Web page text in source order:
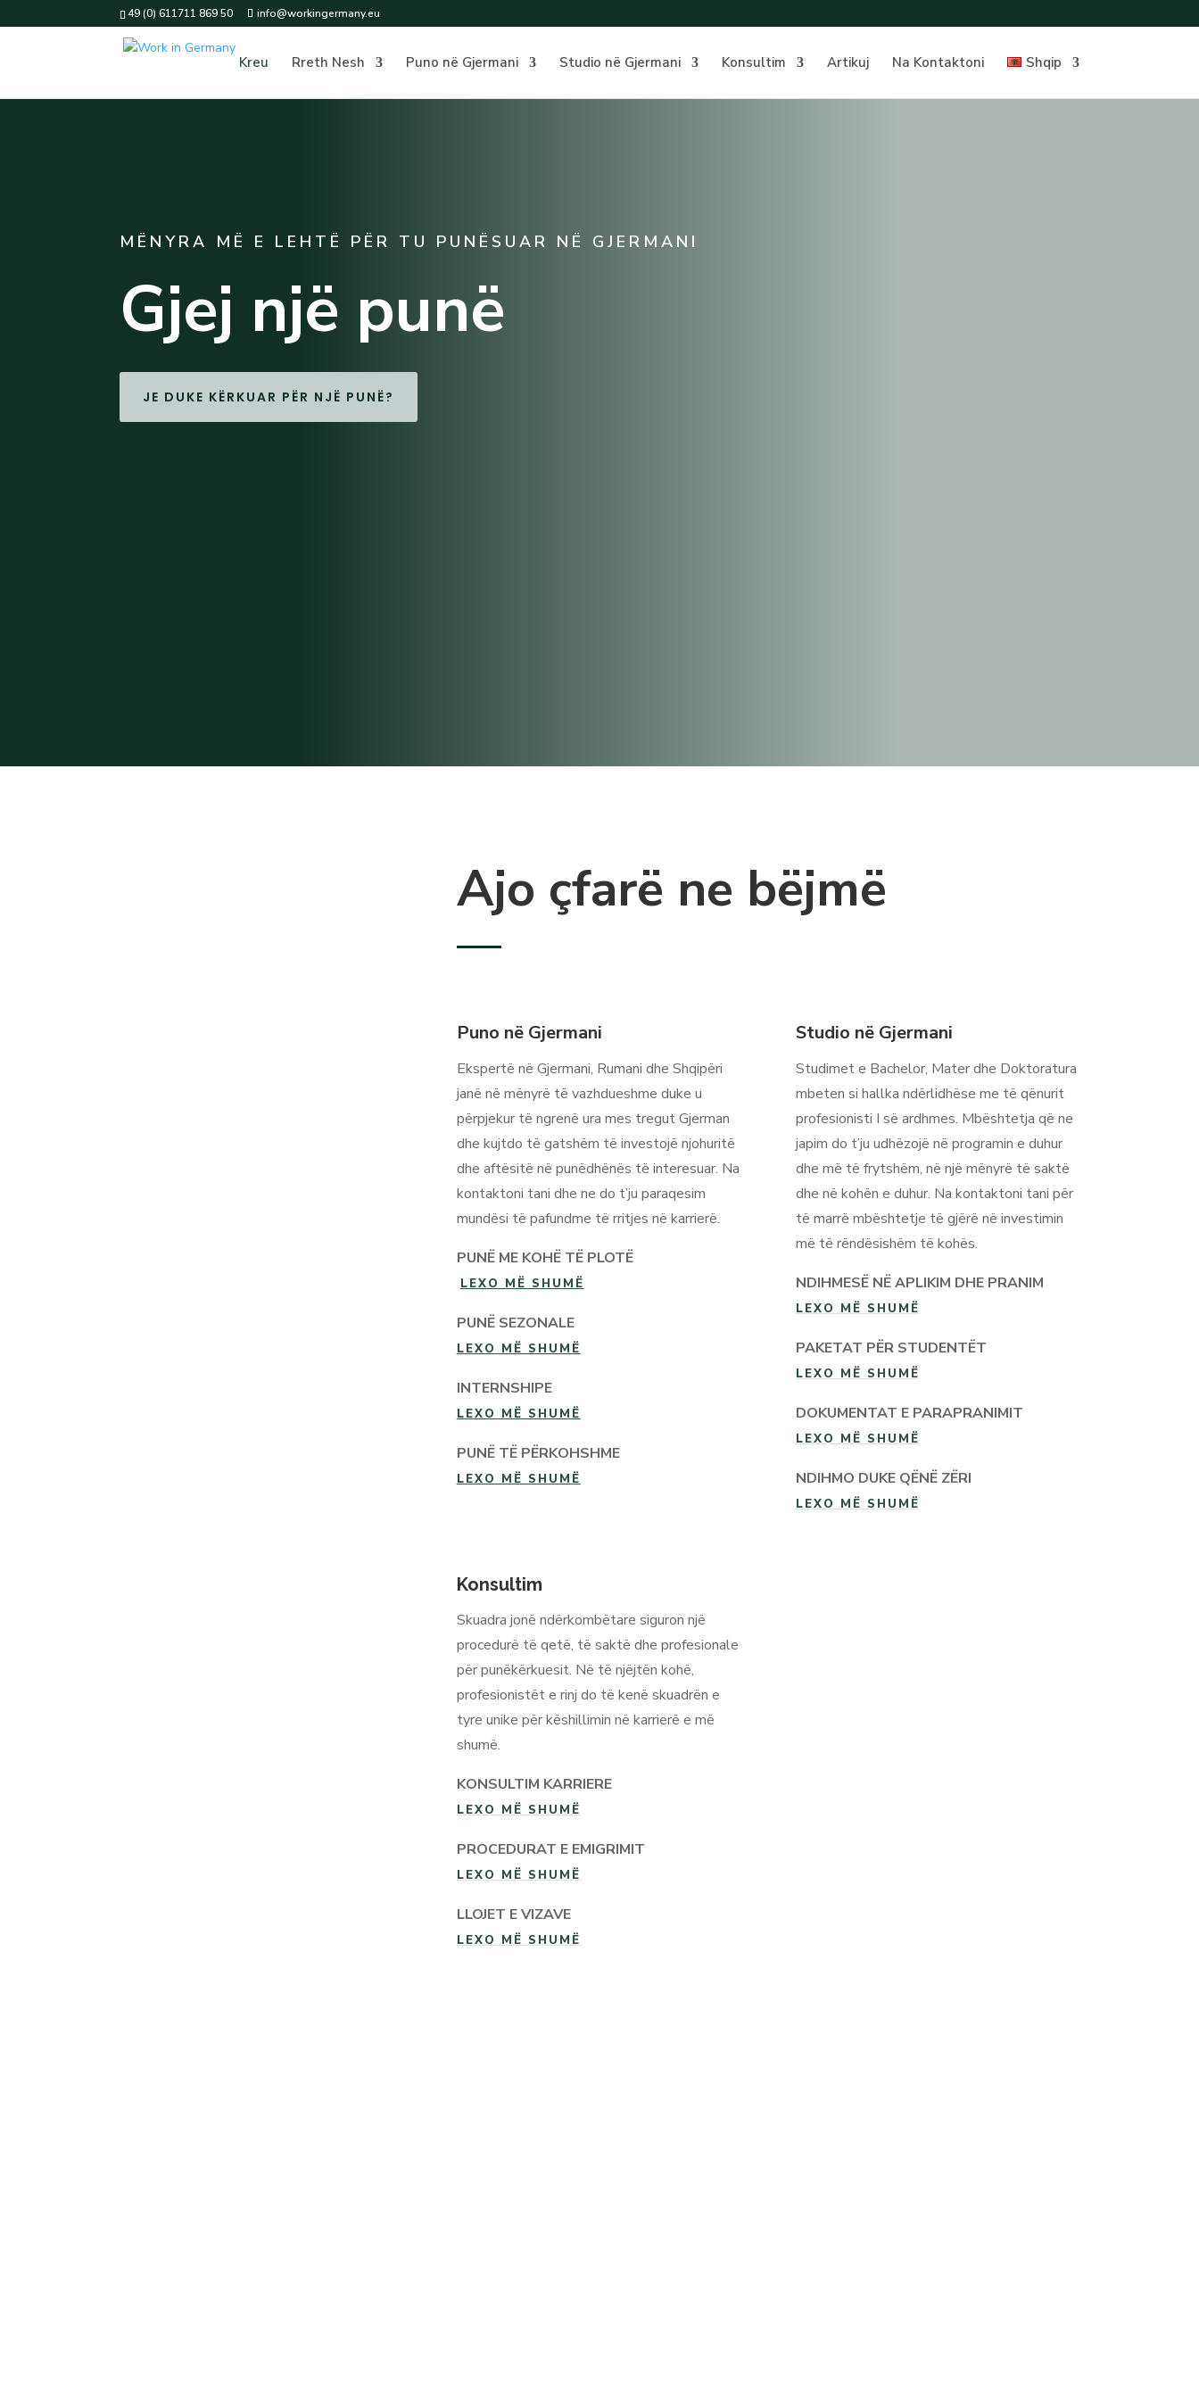
49 (0) 611711 869 50 info@workingermany.eu
Kreu Rreth Nesh Puno në Gjermani Studio në Gjermani Konsultim Artikuj Na Kontaktoni Shqip
MËNYRA MË E LEHTË PËR TU PUNËSUAR NË GJERMANI
Gjej një punë
JE DUKE KËRKUAR PËR NJË PUNË?
Ajo çfarë ne bëjmë
Puno në Gjermani
Ekspertë në Gjermani, Rumani dhe Shqipëri
janë në mënyrë të vazhdueshme duke u
përpjekur të ngrenë ura mes tregut Gjerman
dhe kujtdo të gatshëm të investojë njohuritë
dhe aftësitë në punëdhënës të interesuar. Na
kontaktoni tani dhe ne do t’ju paraqesim
mundësi të pafundme të rritjes në karrierë.
PUNË ME KOHË TË PLOTË
LEXO MË SHUMË
PUNË SEZONALE
LEXO MË SHUMË
INTERNSHIPE
LEXO MË SHUMË
PUNË TË PËRKOHSHME
LEXO MË SHUMË
Studio në Gjermani
Studimet e Bachelor, Mater dhe Doktoratura
mbeten si hallka ndërlidhëse me të qënurit
profesionisti I së ardhmes. Mbështetja që ne
japim do t’ju udhëzojë në programin e duhur
dhe më të frytshëm, në një mënyrë të saktë
dhe në kohën e duhur. Na kontaktoni tani për
të marrë mbështetje të gjërë në investimin
më të rëndësishëm të kohës.
NDIHMESË NË APLIKIM DHE PRANIM
LEXO MË SHUMË
PAKETAT PËR STUDENTËT
LEXO MË SHUMË
DOKUMENTAT E PARAPRANIMIT
LEXO MË SHUMË
NDIHMO DUKE QËNË ZËRI
LEXO MË SHUMË
Konsultim
Skuadra jonë ndërkombëtare siguron një
procedurë të qetë, të saktë dhe profesionale
për punëkërkuesit. Në të njëjtën kohë,
profesionistët e rinj do të kenë skuadrën e
tyre unike për këshillimin në karrierë e më
shumë.
KONSULTIM KARRIERE
LEXO MË SHUMË
PROCEDURAT E EMIGRIMIT
LEXO MË SHUMË
LLOJET E VIZAVE
LEXO MË SHUMË